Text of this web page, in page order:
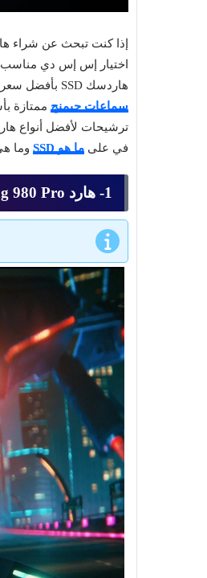
هاردسك SSD بأفضل سعر وأحسن إمكانيات. وقد تعرفنا في مقالات سابقة على ترشيحات أخرى مميزة؛ فتعرفنا على أفضل
سماعات جيمنج ممتازة
في على ما هو SSD وما
1- هارد Samsung 980 Pro